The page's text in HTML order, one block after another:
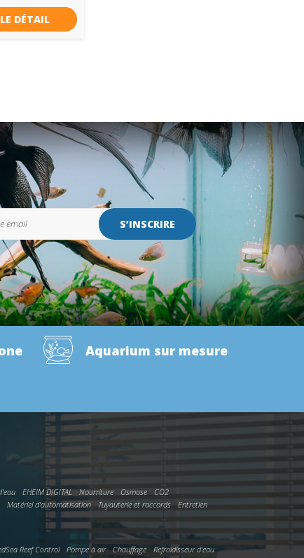
DÉTAIL
S’INSCRIRE
Aquarium sur mesure
EHEIM DIGITAL Nourriture Osmose
CO2
Matériel d'automatisation Tuyauterie et raccords
Entretien
Reef Control Pompe à air Chauffage
Refroidisseur d'eau